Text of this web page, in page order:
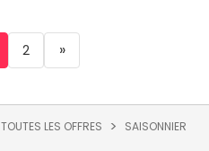
2 »
TOUTES LES OFFRES SAISONNIER